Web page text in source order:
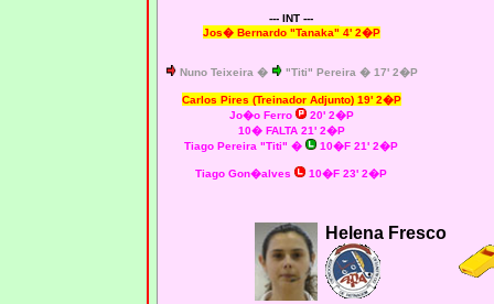
--- INT ---
Jos� Bernardo "Tanaka" 4' 2�P
Nuno Teixeira � "Titi" Pereira � 17' 2�P
Carlos Pires (Treinador Adjunto) 19' 2�P
Jo�o Ferro
20' 2�P
10� FALTA 21' 2�P
Tiago Pereira "Titi" �
10�F 21' 2�P
Tiago Gon�alves 10�F 23' 2�P
Helena Fresco